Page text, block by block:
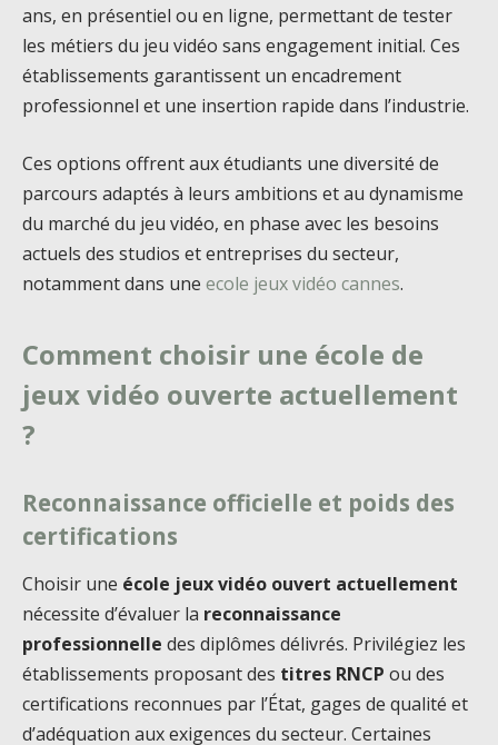
ans, en présentiel ou en ligne, permettant de tester
les métiers du jeu vidéo sans engagement initial. Ces
établissements garantissent un encadrement
professionnel et une insertion rapide dans l’industrie.
Ces options offrent aux étudiants une diversité de
parcours adaptés à leurs ambitions et au dynamisme
du marché du jeu vidéo, en phase avec les besoins
actuels des studios et entreprises du secteur,
notamment dans une ecole jeux vidéo cannes.
Comment choisir une école de
jeux vidéo ouverte actuellement
?
Reconnaissance officielle et poids des
certifications
Choisir une école jeux vidéo ouvert actuellement
nécessite d’évaluer la reconnaissance
professionnelle des diplômes délivrés. Privilégiez les
établissements proposant des titres RNCP ou des
certifications reconnues par l’État, gages de qualité et
d’adéquation aux exigences du secteur. Certaines